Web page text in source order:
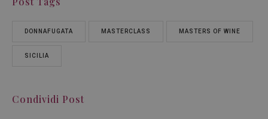
DONNAFUGATA MASTERCLASS MASTERS OF WINE
SICILIA
Condividi Post